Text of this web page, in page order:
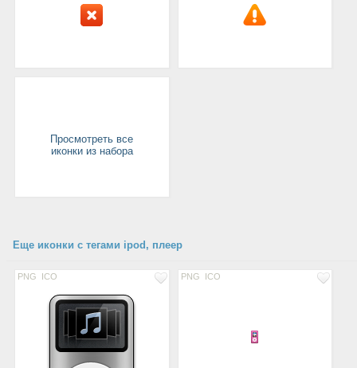
Просмотреть все
иконки из набора
Еще иконки с тегами ipod, плеер
PNG ICO PNG ICO